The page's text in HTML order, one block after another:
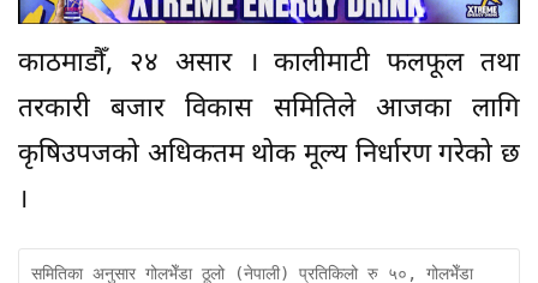
काठमाडौँ, २४ असार । कालीमाटी फलफूल तथा
तरकारी बजार विकास समितिले आजका लागि
कृषिउपजको अधिकतम थोक मूल्य निर्धारण गरेको छ
।
समितिका अनुसार गोलभेँडा ठूलो (नेपाली) प्रतिकिलो रु ५०, गोलभेँडा